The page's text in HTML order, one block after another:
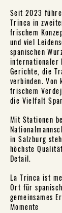
Seit 2023
Trinca in
frischem
und viel
spanischen
internationaler
Gerichte, die
verbinden. Von
frischem
die Vielfalt
Mit Stationen
in Salzburg
höchste
Detail.
La Trinca ist
Ort für
gemeinsames
Momente